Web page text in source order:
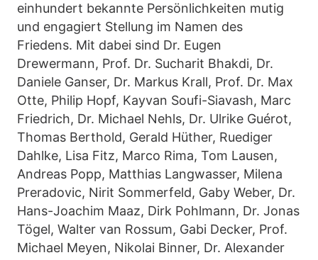
einhundert bekannte Persönlichkeiten mutig
und engagiert Stellung im Namen des
Friedens. Mit dabei sind Dr. Eugen
Drewermann, Prof. Dr. Sucharit Bhakdi, Dr.
Daniele Ganser, Dr. Markus Krall, Prof. Dr. Max
Otte, Philip Hopf, Kayvan Soufi-Siavash, Marc
Friedrich, Dr. Michael Nehls, Dr. Ulrike Guérot,
Thomas Berthold, Gerald Hüther, Ruediger
Dahlke, Lisa Fitz, Marco Rima, Tom Lausen,
Andreas Popp, Matthias Langwasser, Milena
Preradovic, Nirit Sommerfeld, Gaby Weber, Dr.
Hans-Joachim Maaz, Dirk Pohlmann, Dr. Jonas
Tögel, Walter van Rossum, Gabi Decker, Prof.
Michael Meyen, Nikolai Binner, Dr. Alexander